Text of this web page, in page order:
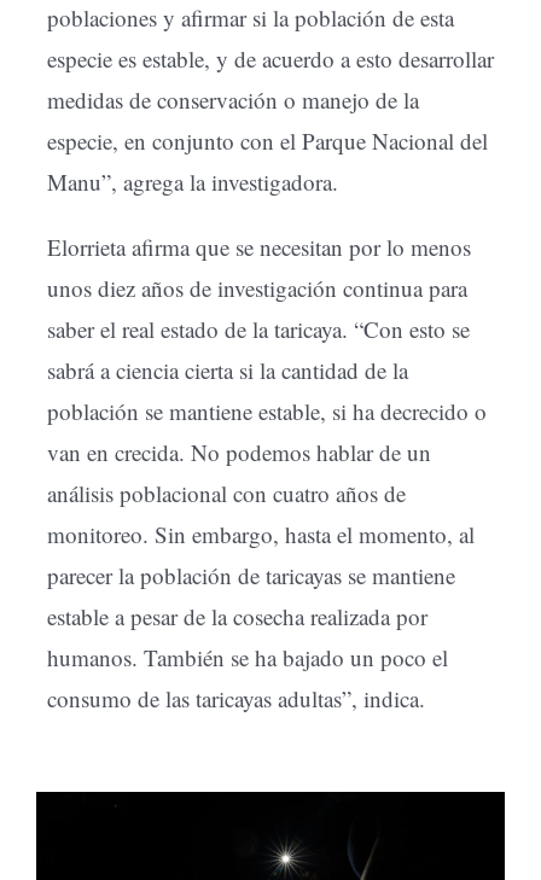
poblaciones y afirmar si la población de esta
especie es estable, y de acuerdo a esto desarrollar
medidas de conservación o manejo de la
especie, en conjunto con el Parque Nacional del
Manu”, agrega la investigadora.
Elorrieta afirma que se necesitan por lo menos
unos diez años de investigación continua para
saber el real estado de la taricaya. “Con esto se
sabrá a ciencia cierta si la cantidad de la
población se mantiene estable, si ha decrecido o
van en crecida. No podemos hablar de un
análisis poblacional con cuatro años de
monitoreo. Sin embargo, hasta el momento, al
parecer la población de taricayas se mantiene
estable a pesar de la cosecha realizada por
humanos. También se ha bajado un poco el
consumo de las taricayas adultas”, indica.